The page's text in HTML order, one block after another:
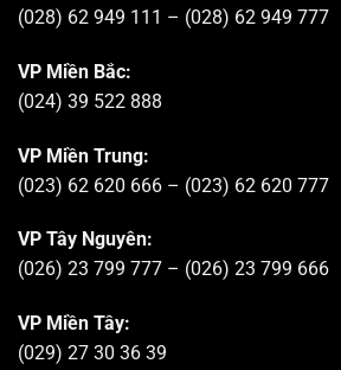
(028) 62 949 111 – (028) 62 949 777
VP Miền Bắc:
(024) 39 522 888
VP Miền Trung:
(023) 62 620 666 – (023) 62 620 777
VP Tây Nguyên:
(026) 23 799 777 – (026) 23 799 666
VP Miền Tây:
(029) 27 30 36 39